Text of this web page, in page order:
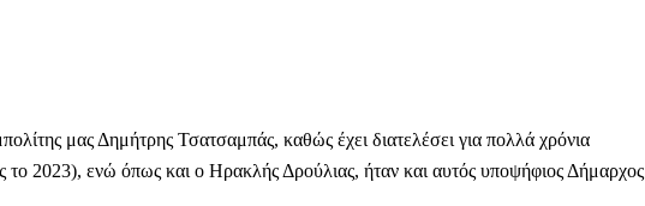
μας Δημήτρης Τσατσαμπάς, καθώς έχει διατελέσει για πολλά χρόνια
2023), ενώ όπως και ο Ηρακλής Δρούλιας, ήταν και αυτός υποψήφιος Δήμαρχος